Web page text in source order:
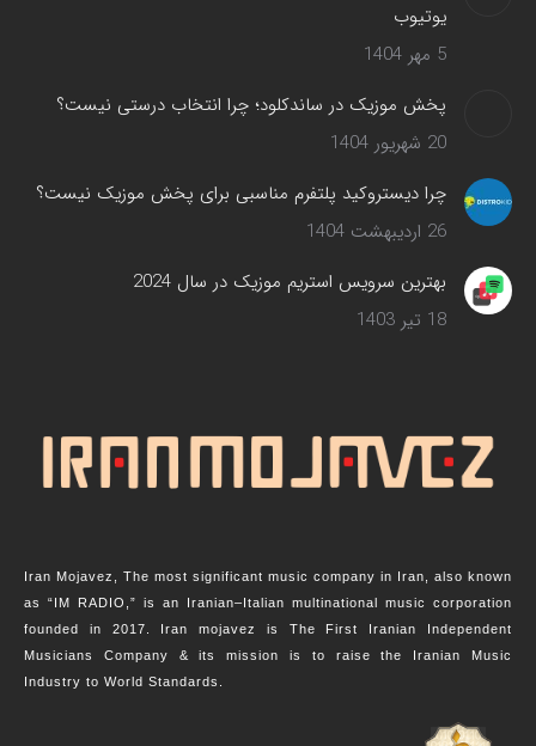
یوتیوب
5 مهر 1404
پخش موزیک در ساندکلود؛ چرا انتخاب درستی نیست؟
20 شهریور 1404
چرا دیستروکید پلتفرم مناسبی برای پخش موزیک نیست؟
26 اردیبهشت 1404
بهترین سرویس‌ استریم موزیک در سال 2024
18 تیر 1403
Iran Mojavez, The most significant music company in Iran, also known
as “IM RADIO,” is an Iranian–Italian multinational music corporation
founded in 2017. Iran mojavez is The First Iranian Independent
Musicians Company & its mission is to raise the Iranian Music
Industry to World Standards.